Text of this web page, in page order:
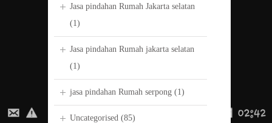
Jasa pindahan Rumah Jakarta selatan
(1)
Jasa pindahan Rumah jakarta selatan
(1)
jasa pindahan Rumah serpong (1)
Uncategorised (85)